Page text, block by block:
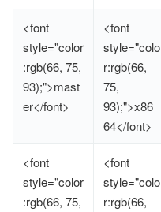
<font
style="color
:rgb(66, 75,
93);">mast
er</font>
<font
style="colo
r:rgb(66,
75,
93);">x86_
64</font>
<font
style="color
:rgb(66, 75,
<font
style="colo
r:rgb(66,